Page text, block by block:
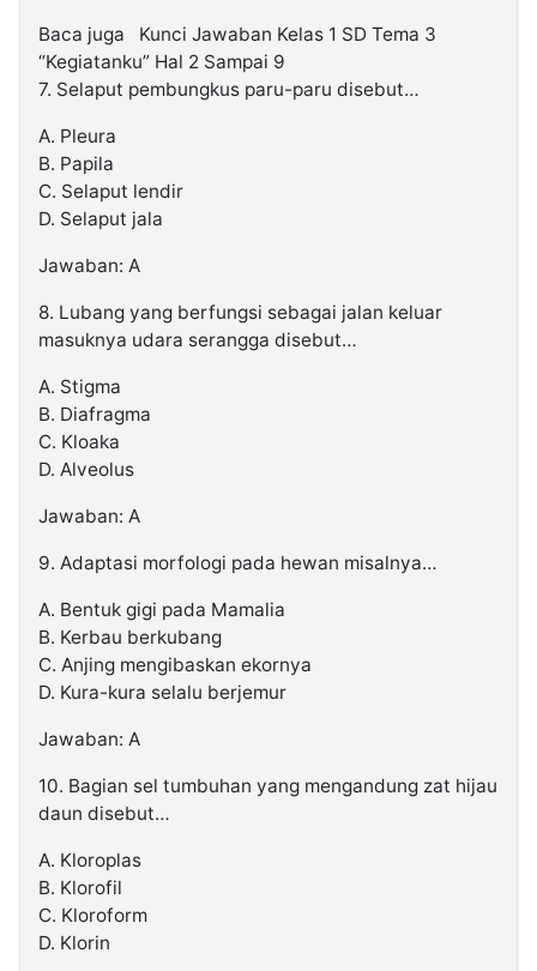
Baca juga
Kunci Jawaban Kelas 1 SD Tema 3
“Kegiatanku” Hal 2 Sampai 9
7. Selaput pembungkus paru-paru disebut…
A. Pleura
B. Papila
C. Selaput lendir
D. Selaput jala
Jawaban: A
8. Lubang yang berfungsi sebagai jalan keluar
masuknya udara serangga disebut…
A. Stigma
B. Diafragma
C. Kloaka
D. Alveolus
Jawaban: A
9. Adaptasi morfologi pada hewan misalnya…
A. Bentuk gigi pada Mamalia
B. Kerbau berkubang
C. Anjing mengibaskan ekornya
D. Kura-kura selalu berjemur
Jawaban: A
10. Bagian sel tumbuhan yang mengandung zat hijau
daun disebut…
A. Kloroplas
B. Klorofil
C. Kloroform
D. Klorin